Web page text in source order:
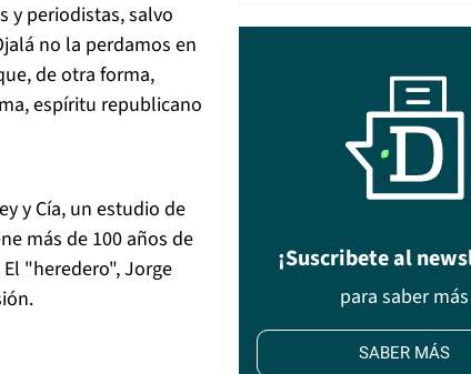
y periodistas, salvo
no la perdamos en
de otra forma,
espíritu republicano
y Cía, un estudio de
más de 100 años de
"heredero", Jorge
¡Suscribete al
para saber más
SABER MÁS